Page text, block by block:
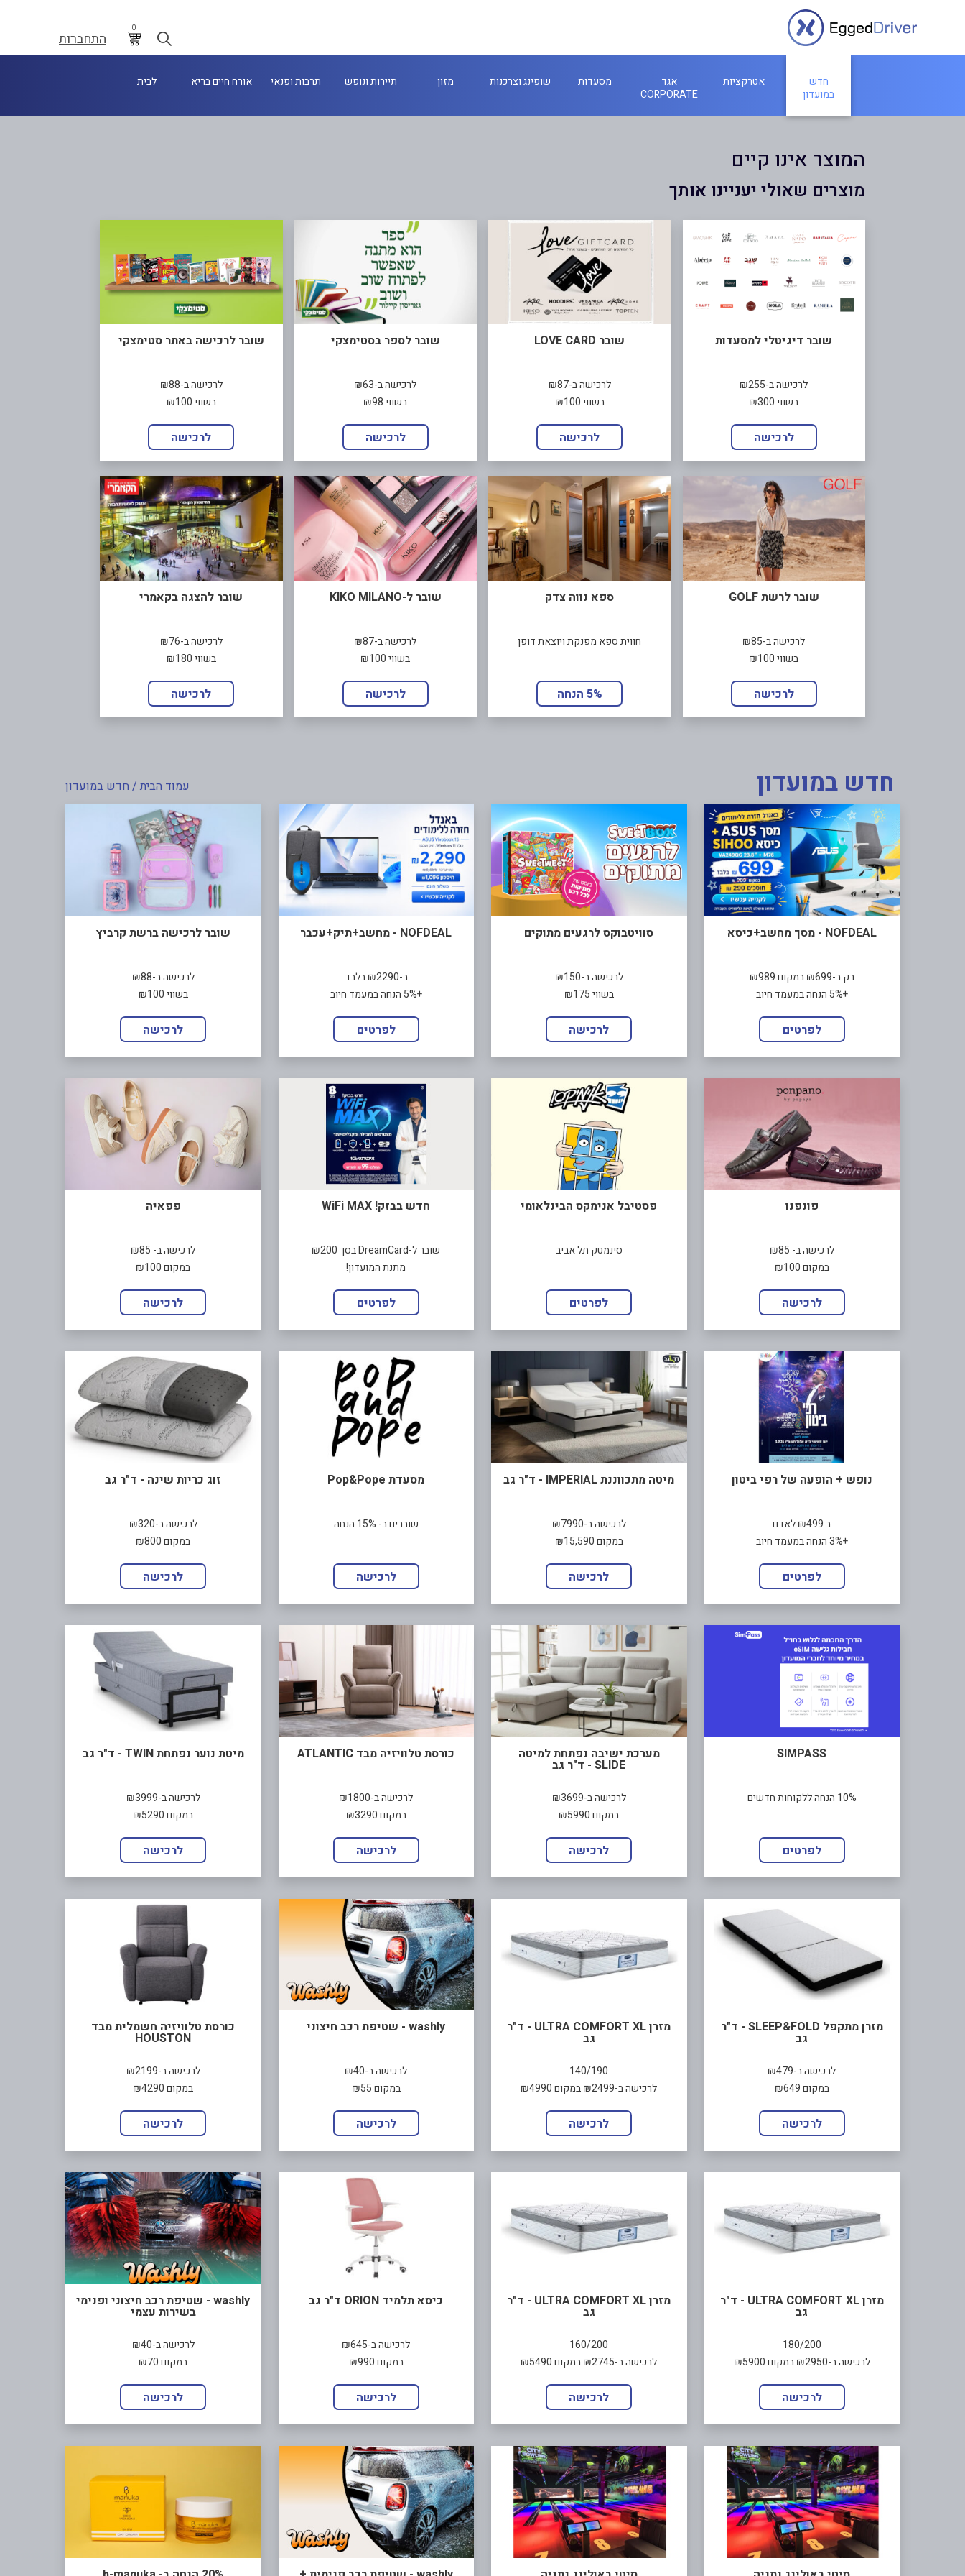
0
התחברות
חדש
במועדון
אטרקציות
אגד
CORPORATE
מסעדות שופינג וצרכנות מזון תיירות ונופש תרבות ופנאי אורח חיים בריא לבית
המוצר אינו קיים
מוצרים שאולי יעניינו אותך
שובר דיגיטלי למסעדות
לרכישה ב-₪255
בשווי ₪300
לרכישה
שובר LOVE CARD
לרכישה ב-₪87
בשווי ₪100
לרכישה
שובר לספר בסטימצקי
לרכישה ב-₪63
בשווי ₪98
לרכישה
שובר לרכישה באתר סטימצקי
לרכישה ב-₪88
בשווי ₪100
לרכישה
שובר לרשת GOLF
לרכישה ב-₪85
בשווי ₪100
לרכישה
ספא נווה צדק
חווית ספא מפנקת ויוצאת דופן
5% הנחה
שובר ל-KIKO MILANO
לרכישה ב-₪87
בשווי ₪100
לרכישה
שובר להצגה בקאמרי
לרכישה ב-₪76
בשווי ₪180
לרכישה
עמוד הבית / חדש במועדון חדש במועדון
NOFDEAL - מסך מחשב+כיסא
רק ב-₪699 במקום ₪989
+5% הנחה במעמד חיוב
לפרטים
סוויטבוקס לרגעים מתוקים
לרכישה ב-₪150
בשווי ₪175
לרכישה
NOFDEAL - מחשב+תיק+עכבר
ב-₪2290 בלבד
+5% הנחה במעמד חיוב
לפרטים
שובר לרכישה ברשת קרביץ
לרכישה ב-₪88
בשווי ₪100
לרכישה
פונפנו
לרכישה ב- ₪85
במקום ₪100
לרכישה
פסטיבל אנימקס הבינלאומי
סינמטק תל אביב
לפרטים
חדש בבזק! WiFi MAX
שובר ל-DreamCard בסך ₪200
מתנת המועדון!
לפרטים
פפאיה
לרכישה ב- ₪85
במקום ₪100
לרכישה
נופש + הופעה של רפי ביטון
ב ₪499 לאדם
+3% הנחה במעמד חיוב
לפרטים
מיטה מתכווננת IMPERIAL - ד"ר גב
לרכישה ב-₪7990
במקום ₪15,590
לרכישה
מסעדת Pop&Pope
שוברים ב- 15% הנחה
לרכישה
זוג כריות שינה - ד"ר גב
לרכישה ב-₪320
במקום ₪800
לרכישה
SIMPASS
10% הנחה ללקוחות חדשים
לפרטים
מערכת ישיבה נפתחת למיטה
SLIDE - ד"ר גב
לרכישה ב-₪3699
במקום ₪5990
לרכישה
כורסת טלוויזיה מבד ATLANTIC
לרכישה ב-₪1800
במקום ₪3290
לרכישה
מיטת נוער נפתחת TWIN - ד"ר גב
לרכישה ב-₪3999
במקום ₪5290
לרכישה
מזרן מתקפל SLEEP&FOLD - ד"ר
גב
לרכישה ב-₪479
במקום ₪649
לרכישה
מזרן ULTRA COMFORT XL - ד"ר
גב
140/190
לרכישה ב-₪2499 במקום ₪4990
לרכישה
washly - שטיפת רכב חיצוני
לרכישה ב-₪40
במקום ₪55
לרכישה
כורסת טלוויזיה חשמלית מבד
HOUSTON
לרכישה ב-₪2199
במקום ₪4290
לרכישה
מזרן ULTRA COMFORT XL - ד"ר
גב
180/200
לרכישה ב-₪2950 במקום ₪5900
לרכישה
מזרן ULTRA COMFORT XL - ד"ר
גב
160/200
לרכישה ב-₪2745 במקום ₪5490
לרכישה
כיסא תלמיד ORION ד"ר גב
לרכישה ב-₪645
במקום ₪990
לרכישה
washly - שטיפת רכב חיצוני ופנימי
בשירות עצמי
לרכישה ב-₪40
במקום ₪70
לרכישה